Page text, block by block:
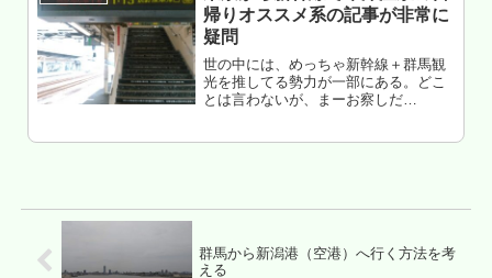
帰りオススメ系の記事が非常に
疑問
世の中には、めっちゃ新幹線＋群馬観
光を推してる勢力が一部にある。どこ
とは言わないが、まーお察しだ
群馬から新潟港（空港）へ行く方法を考
える